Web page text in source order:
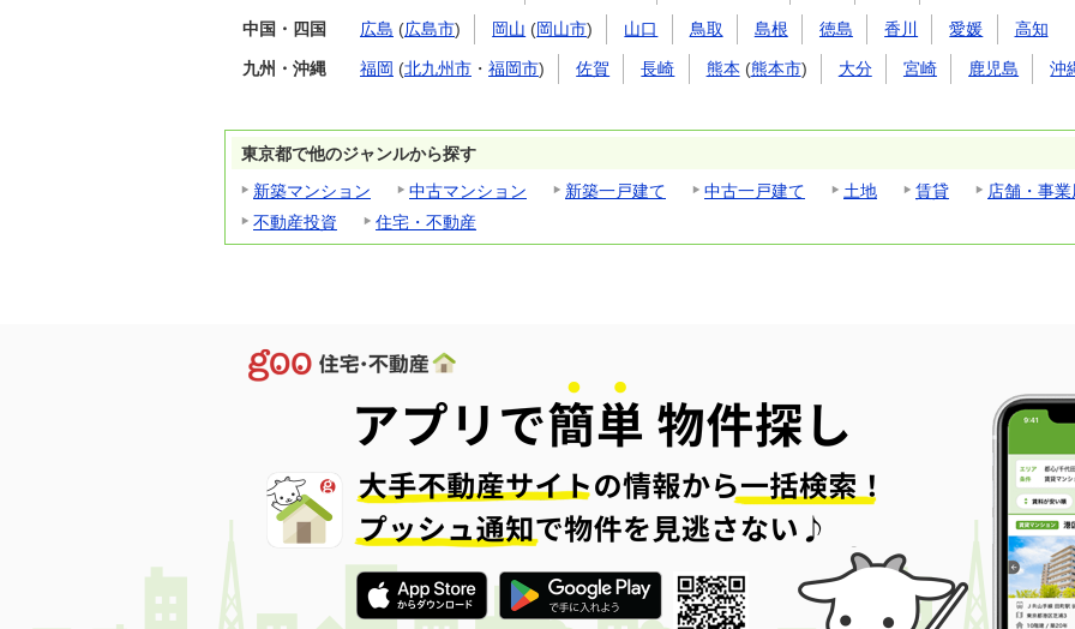
中国・四国 広島 (広島市) 岡山 (岡山市) 山口 鳥取 島根 徳島 香川 愛媛 高知
九州・沖縄 福岡 (北九州市 ・ 福岡市) 佐賀 長崎 熊本 (熊本市) 大分 宮崎 鹿児島 沖
東京都で他のジャンルから探す
新築マンション
中古マンション 新築一戸建て 中古一戸建て 土地 賃貸
店舗・事業
不動産投資
住宅・不動産